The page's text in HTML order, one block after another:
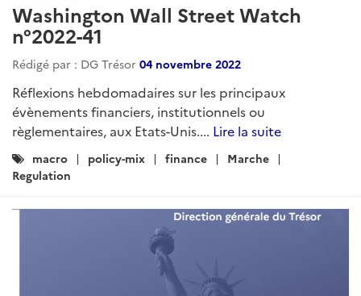
Washington Wall Street Watch
n°2022-41
Rédigé par : DG Trésor 04 novembre 2022
Réflexions hebdomadaires sur les principaux
évènements financiers, institutionnels ou
règlementaires, aux Etats-Unis.... Lire la suite
Catégories
:
macro policy-mix finance
Marche
Regulation